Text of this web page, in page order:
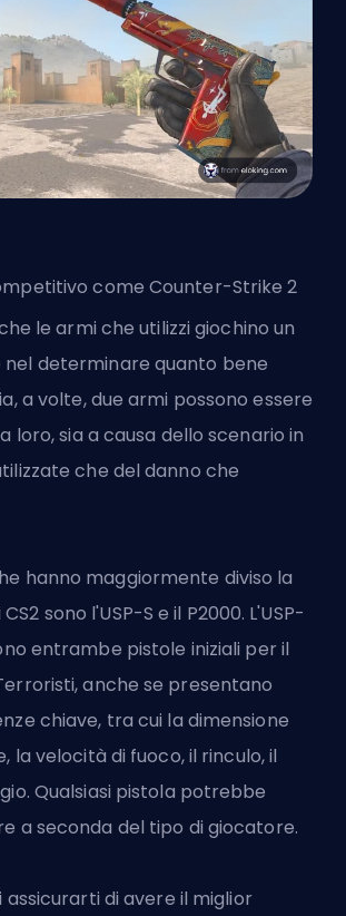
come Counter-Strike 2
le armi che utilizzi giochino un
nel determinare quanto bene
a volte, due armi possono essere
loro, sia a causa dello scenario in
che del danno che
hanno maggiormente diviso la
sono l'USP-S e il P2000. L'USP-
entrambe pistole iniziali per il
, anche se presentano
chiave, tra cui la dimensione
la velocità di fuoco, il rinculo, il
Qualsiasi pistola potrebbe
a seconda del tipo di giocatore.
assicurarti di avere il miglior